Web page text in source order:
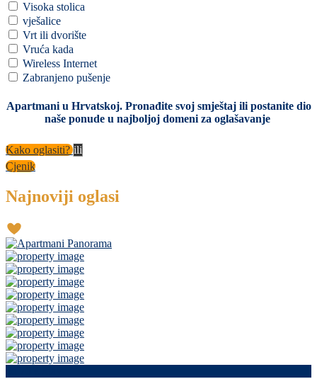
Visoka stolica
vješalice
Vrt ili dvorište
Vruća kada
Wireless Internet
Zabranjeno pušenje
Apartmani u Hrvatskoj. Pronađite svoj smještaj ili postanite dio
naše ponude u najboljoj domeni za oglašavanje
Kako oglasiti? ili
Cjenik
Najnoviji oglasi